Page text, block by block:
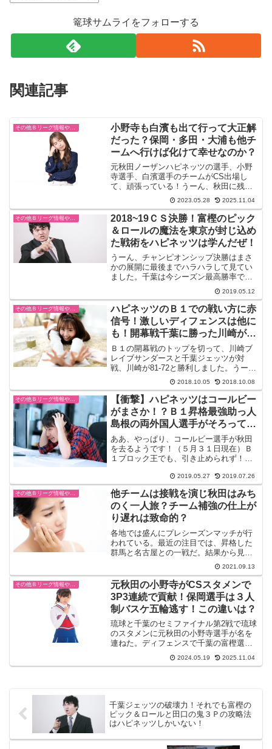
篭球サムライをフォローする
関連記事
小野寺も白濱も出て行って大正解
だった？保岡・多田・大浦も他チ
ームへ行けば化けて幸せなのか？
元秋田ノーザンハピネッツの選手、小野
寺選手、白濱選手のチームがCS出場し
て、頑張っている！うーん、秋田に残れ
ばそんな活躍は出来なかったのか？と言
われれば心苦しく感じる。秋田のシステ
ムはそんなにも、個の才能を殺してしま
うのだろうか？ここはこの...
2023.05.28 2025.11.04
2018~19ＣＳ決勝！富樫のピック
＆ロールの魔法を東京が封じ込め
た戦術をハピネッツは学んだぜ！
うーん、チャンピオンシップ決勝はまさ
かの展開に最後までハラハラして見てい
ました。千葉は今シーズン最高勝率で、
Ａ東京に１敗しかしていません。しかも
Ａ東京は５敗。だれが想像しても千葉が
有利かな？と思っていましたが、この一
発勝負の明暗を分けたのは...
2019.05.12
その他Ｂリーグ情報や試合結果
ハピネッツのＢ１での戦い方に赤
信号！激しいディフェンスは他に
も！開幕戦千葉に勝った川崎が不
気味な存在
Ｂ１の開幕戦のトップを切って、川崎ブ
レイブサンダースと千葉ジェッツが対
戦、川崎が81-72と勝利しました。うーん
これこそ、Ｂ１の舞台の試合で、一つの
判断の速さと連携はＢ２とは全然違いま
す。あっという間に、展開が変わり、も
たもたしていると完全...
2018.10.05 2018.10.08
その他Ｂリーグ情報や試合結果
【衝撃】ハピネッツはコールビー
がまさか！？Ｂ１昇格最強助っ人
島根の両外国人選手がそろって退
団！
ああ、やっぱり、コールビー選手が秋田
を去るようです！（５月３１日現在）Ｂ
１ブロック王でも、引き止められず！！
いは本当に難しい。コールビー選手のコ
メントを聞きたいですが、まだ発表はな
いですね。秋田ノーザンハ...
2019.05.27 2019.07.26
その他Ｂリーグ情報や試合結果
他チームは接戦を演じ秋田はみち
のく一人旅？チーム補強の仕上が
り遅れは致命的？
各地では盛んにプレシーズンマッチが行
われている。最近の注目では、昇格した
群馬と名古屋との一戦だ。結果から見れ
ば１０８ー８８の大差で名古屋が勝利し
た。名古屋は１クォータから３ｐシュー
トの精度がよく決まる。加えて新外国籍
選手もゴール下や３ｐシュ...
2021.09.13
元秋田の小野寺がCSスタメンで
3P3連続で貢献！保岡選手は３人
制バスケ五輪逃す！この違いは？
琉球と千葉のセミファイナル第2戦で琉球
のスタメンに元秋田の小野寺選手が名を
連ねた。ディフェンスで千葉の富樫選手
をマークして仕事をさせなかったし、得
点だほしいい場面で3続連続３Pを決め切
2024.05.19 2025.11.04
千葉ジェッツの破壊力！それでも富樫の
ピック＆ロールと田口の鬼３Ｐの攻略法
はハピネッツしかいない！